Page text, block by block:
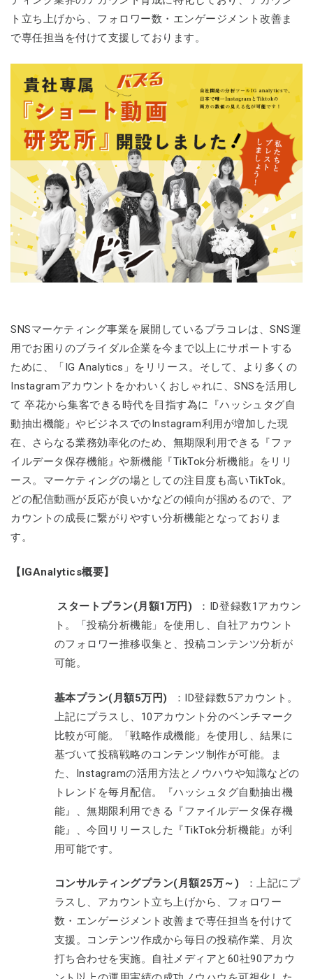
ト立ち上げから、フォロワー数・エンゲージメント改善ま
で専任担当を付けて支援しております。
SNSマーケティング事業を展開しているプラコレは、SNS運
用でお困りのブライダル企業を今まで以上にサポートする
ために、「IG Analytics」をリリース。そして、より多くの
Instagramアカウントをかわいくおしゃれに、SNSを活用し
て 卒花から集客できる時代を目指す為に『ハッシュタグ自
動抽出機能』やビジネスでのInstagram利用が増加した現
在、さらなる業務効率化のため、無期限利用できる『ファ
イルデータ保存機能』や新機能『TikTok分析機能』をリリ
ース。マーケティングの場としての注目度も高いTikTok。
どの配信動画が反応が良いかなどの傾向が掴めるので、ア
カウントの成長に繋がりやすい分析機能となっておりま
す。
【IGAnalytics概要】
スタートプラン(月額1万円) ：ID登録数1アカウン
ト。「投稿分析機能」を使用し、自社アカウント
のフォロワー推移収集と、投稿コンテンツ分析が
可能。
基本プラン(月額5万円)
：ID登録数5アカウント。
上記にプラスし、10アカウント分のベンチマーク
比較が可能。「戦略作成機能」を使用し、結果に
基づいて投稿戦略のコンテンツ制作が可能。ま
た、Instagramの活用方法とノウハウや知識などの
トレンドを毎月配信。『ハッシュタグ自動抽出機
能』、無期限利用できる『ファイルデータ保存機
能』、今回リリースした『TikTok分析機能』が利
用可能です。
コンサルティングプラン(月額25万～) ：上記にプ
ラスし、アカウント立ち上げから、フォロワー
数・エンゲージメント改善まで専任担当を付けて
支援。コンテンツ作成から毎日の投稿作業、月次
打ち合わせを実施。自社メディアと60社90アカウ